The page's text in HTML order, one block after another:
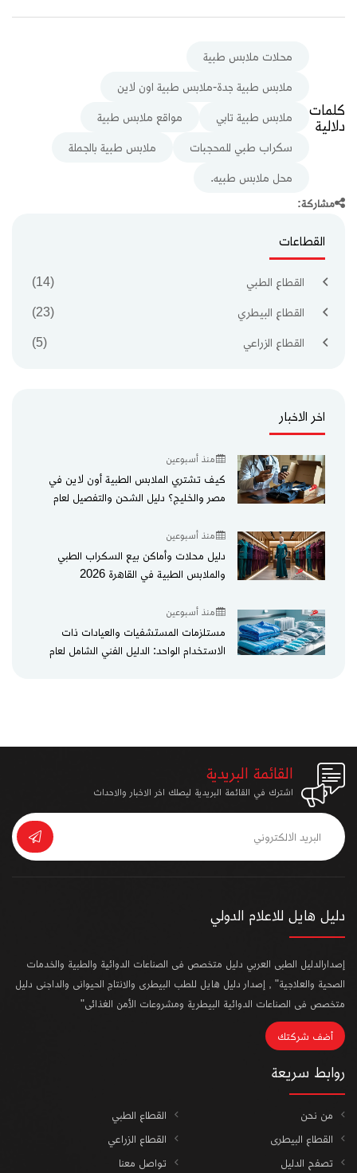
كلمات
دلالية
محلات ملابس طبية
ملابس طبية جدة-ملابس طبية اون لاين
ملابس طبية تابي مواقع ملابس طبية
سكراب طبي للمحجبات ملابس طبية بالجملة
محل ملابس طبيه.
مشاركة:
القطاعات
القطاع الطبي (14)
القطاع البيطري (23)
القطاع الزراعي (5)
اخر الاخبار
منذ أسبوعين
كيف تشتري الملابس الطبية أون لاين في
مصر والخليج؟ دليل الشحن والتفصيل لعام
منذ أسبوعين
دليل محلات وأماكن بيع السكراب الطبي
والملابس الطبية في القاهرة 2026
منذ أسبوعين
مستلزمات المستشفيات والعيادات ذات
الاستخدام الواحد: الدليل الفني الشامل لعام
القائمة البريدية
اشترك في القائمة البريدية ليصلك اخر الاخبار والاحداث
دليل هايل للاعلام الدولي
إصدارالدليل الطبى العربي دليل متخصص فى الصناعات الدوائية والطبية والخدمات
الصحية والعلاجية" , إصدار دليل هايل للطب البيطرى والانتاج الحيوانى والداجنى دليل
متخصص فى الصناعات الدوائية البيطرية ومشروعات الأمن الغذائى"
أضف شركتك
روابط سريعة
من نحن
القطاع الطبي
القطاع البيطرى
القطاع الزراعي
تصفح الدليل
تواصل معنا